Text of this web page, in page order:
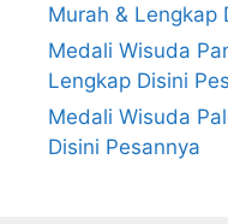
Murah & Lengkap
Medali Wisuda
Lengkap Disini
Medali Wisuda
Disini Pesannya